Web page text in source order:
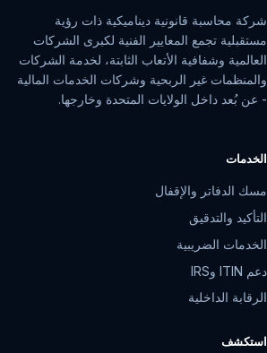
شركة محاسبة قانونية ديناميكية ذات رؤية
مستقبلية تجمع المعايير الفنية لكبرى الشركات
العالمية وشفافية الأتعاب الثابتة، لخدمة الشركات
والمنظمات غير الربحية وشركات الخدمات المالية
- عن بُعد داخل الولايات المتحدة وخارجها.
الخدمات
مسك الدفاتر والإقفال
التأكيد والتدقيق
الخدمات الضريبية
دعم ITIN وIRS
الرقابة الداخلية
استكشف